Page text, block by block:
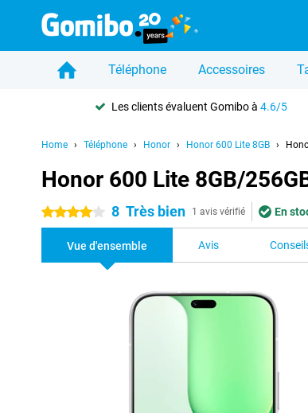
Téléphone Accessoires
Les clients évaluent Gomibo à4.6/5
Home Téléphone Honor Honor 600 Lite 8GB
Honor 600 Lite 8GB/
4 étoiles 8 Très bien 1 avis vérifié En
Vue d'ensemble Avis